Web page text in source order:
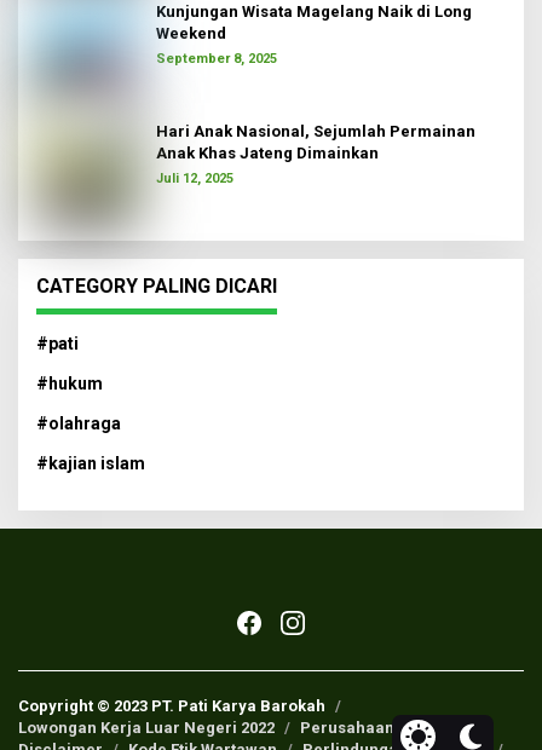
Kunjungan Wisata Magelang Naik di Long
Weekend
September 8, 2025
Hari Anak Nasional, Sejumlah Permainan
Anak Khas Jateng Dimainkan
Juli 12, 2025
CATEGORY PALING DICARI
#pati
#hukum
#olahraga
#kajian islam
Copyright © 2023 PT. Pati Karya Barokah
Lowongan Kerja Luar Negeri 2022
Perusahaan Pers